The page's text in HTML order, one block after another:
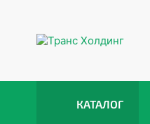
КАТАЛОГ